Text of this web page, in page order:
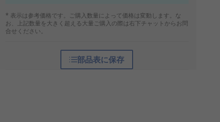
* 表示は参考価格です。ご購入数量によって価格は変動します。な
お、上記数量を大きく超える大量ご購入の際は右下チャットからお問
合せください。
部品表に保存